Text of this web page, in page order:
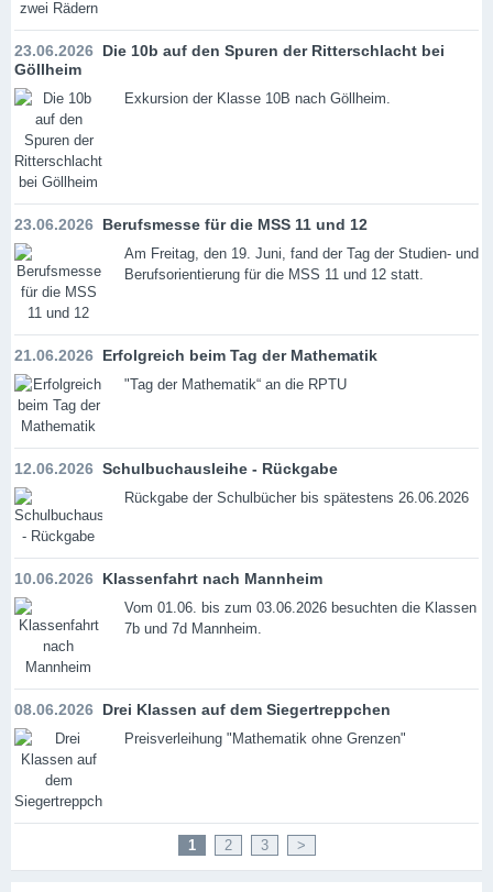
23.06.2026 Die 10b auf den Spuren der Ritterschlacht bei
Göllheim
Exkursion der Klasse 10B nach Göllheim.
23.06.2026 Berufsmesse für die MSS 11 und 12
Am Freitag, den 19. Juni, fand der Tag der Studien- und
Berufsorientierung für die MSS 11 und 12 statt.
21.06.2026 Erfolgreich beim Tag der Mathematik
"Tag der Mathematik“ an die RPTU
12.06.2026 Schulbuchausleihe - Rückgabe
Rückgabe der Schulbücher bis spätestens 26.06.2026
10.06.2026 Klassenfahrt nach Mannheim
Vom 01.06. bis zum 03.06.2026 besuchten die Klassen
7b und 7d Mannheim.
08.06.2026 Drei Klassen auf dem Siegertreppchen
Preisverleihung "Mathematik ohne Grenzen"
1 2 3 >